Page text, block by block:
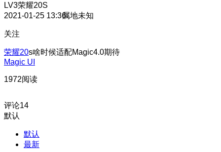
LV3荣耀20S
2021-01-25 13:36属地未知
关注
荣耀20s啥时候适配Magic4.0期待
Magic UI
1972阅读
评论14
默认
默认
最新